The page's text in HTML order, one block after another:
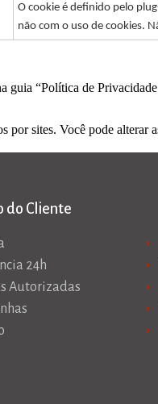
O cookie é definido pelo
não com o uso de cookies.
guia “Política de
sites. Você pode
do Cliente
24h
Autorizadas